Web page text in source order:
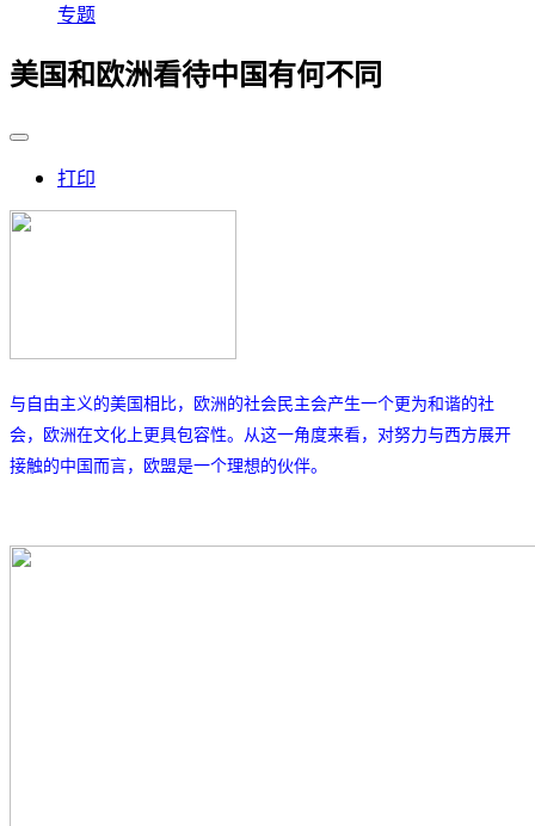
专题
美国和欧洲看待中国有何不同
打印
与自由主义的美国相比，欧洲的社会民主会产生一个更为和谐的社
会，欧洲在文化上更具包容性。从这一角度来看，对努力与西方展开
接触的中国而言，欧盟是一个理想的伙伴。